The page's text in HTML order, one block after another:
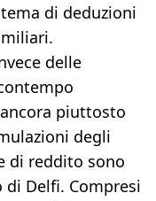
di deduzioni
delle
piuttosto
degli
di reddito sono
di Delfi. Compresi